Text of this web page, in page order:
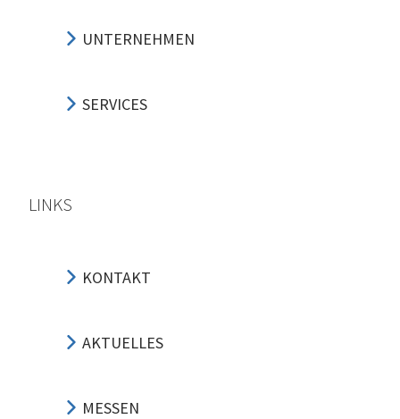
UNTERNEHMEN
SERVICES
LINKS
KONTAKT
AKTUELLES
MESSEN